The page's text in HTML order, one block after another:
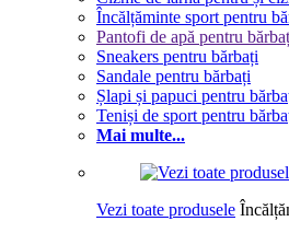
Încălțăminte sport pentru
Pantofi de apă pentru
Sneakers pentru bărbați
Sandale pentru bărbați
Șlapi și papuci pentru
Teniși de sport pentru
Mai multe...
Vezi toate produsele